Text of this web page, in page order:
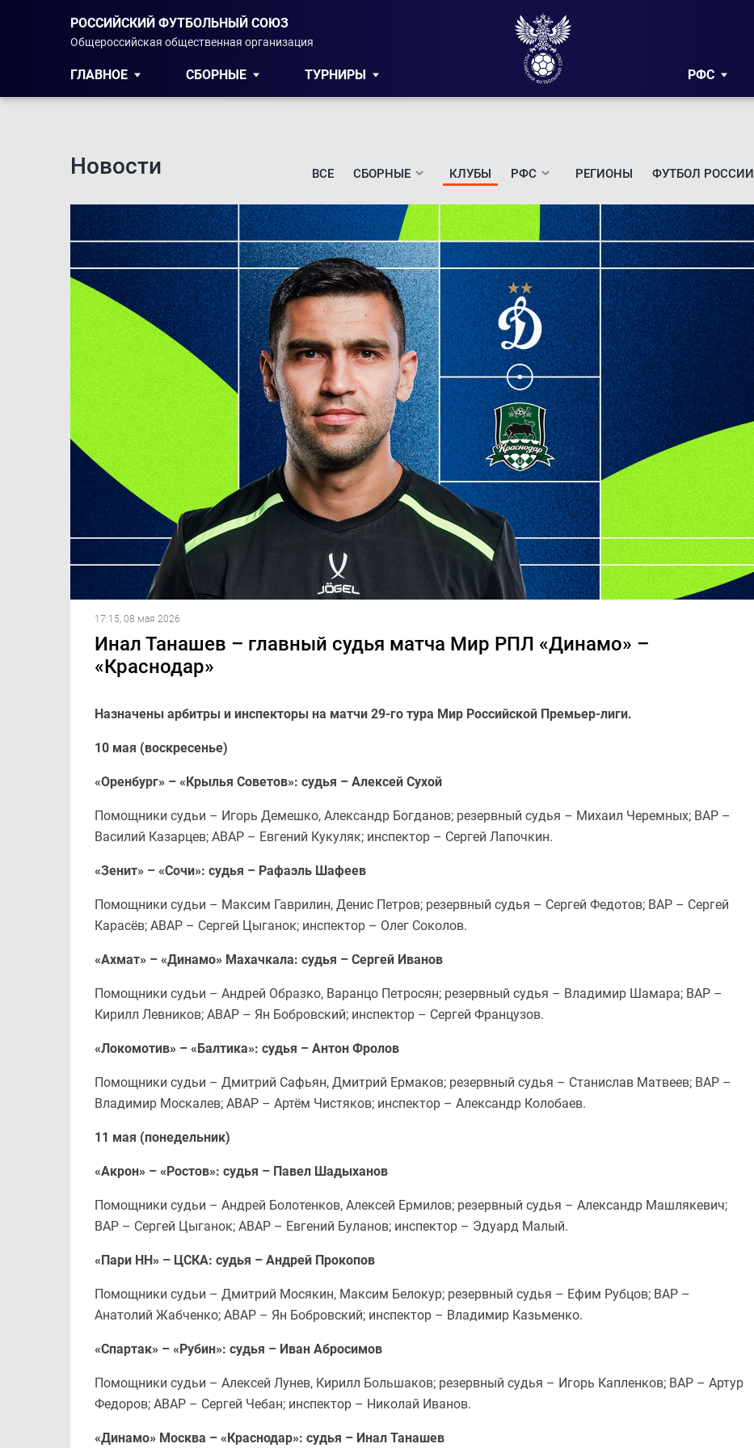
РОССИЙСКИЙ ФУТБОЛЬНЫЙ СОЮЗ
Общероссийская общественная организация
ГЛАВНОЕ СБОРНЫЕ ТУРНИРЫ РФС
Новости ВСЕ СБОРНЫЕ КЛУБЫ РФС РЕГИОНЫ ФУТБОЛ РОССИИ
17:15, 08 мая 2026
Инал Танашев – главный судья матча Мир РПЛ «Динамо» –
«Краснодар»
Назначены арбитры и инспекторы на матчи 29-го тура Мир Российской Премьер-лиги.
10 мая (воскресенье)
«Оренбург» – «Крылья Советов»: судья – Алексей Сухой
Помощники судьи – Игорь Демешко, Александр Богданов; резервный судья – Михаил Черемных; ВАР –
Василий Казарцев; АВАР – Евгений Кукуляк; инспектор – Сергей Лапочкин.
«Зенит» – «Сочи»: судья – Рафаэль Шафеев
Помощники судьи – Максим Гаврилин, Денис Петров; резервный судья – Сергей Федотов; ВАР – Сергей
Карасёв; АВАР – Сергей Цыганок; инспектор – Олег Соколов.
«Ахмат» – «Динамо» Махачкала: судья – Сергей Иванов
Помощники судьи – Андрей Образко, Варанцо Петросян; резервный судья – Владимир Шамара; ВАР –
Кирилл Левников; АВАР – Ян Бобровский; инспектор – Сергей Французов.
«Локомотив» – «Балтика»: судья – Антон Фролов
Помощники судьи – Дмитрий Сафьян, Дмитрий Ермаков; резервный судья – Станислав Матвеев; ВАР –
Владимир Москалев; АВАР – Артём Чистяков; инспектор – Александр Колобаев.
11 мая (понедельник)
«Акрон» – «Ростов»: судья – Павел Шадыханов
Помощники судьи – Андрей Болотенков, Алексей Ермилов; резервный судья – Александр Машлякевич;
ВАР – Сергей Цыганок; АВАР – Евгений Буланов; инспектор – Эдуард Малый.
«Пари НН» – ЦСКА: судья – Андрей Прокопов
Помощники судьи – Дмитрий Мосякин, Максим Белокур; резервный судья – Ефим Рубцов; ВАР –
Анатолий Жабченко; АВАР – Ян Бобровский; инспектор – Владимир Казьменко.
«Спартак» – «Рубин»: судья – Иван Абросимов
Помощники судьи – Алексей Лунев, Кирилл Большаков; резервный судья – Игорь Капленков; ВАР – Артур
Федоров; АВАР – Сергей Чебан; инспектор – Николай Иванов.
«Динамо» Москва – «Краснодар»: судья – Инал Танашев